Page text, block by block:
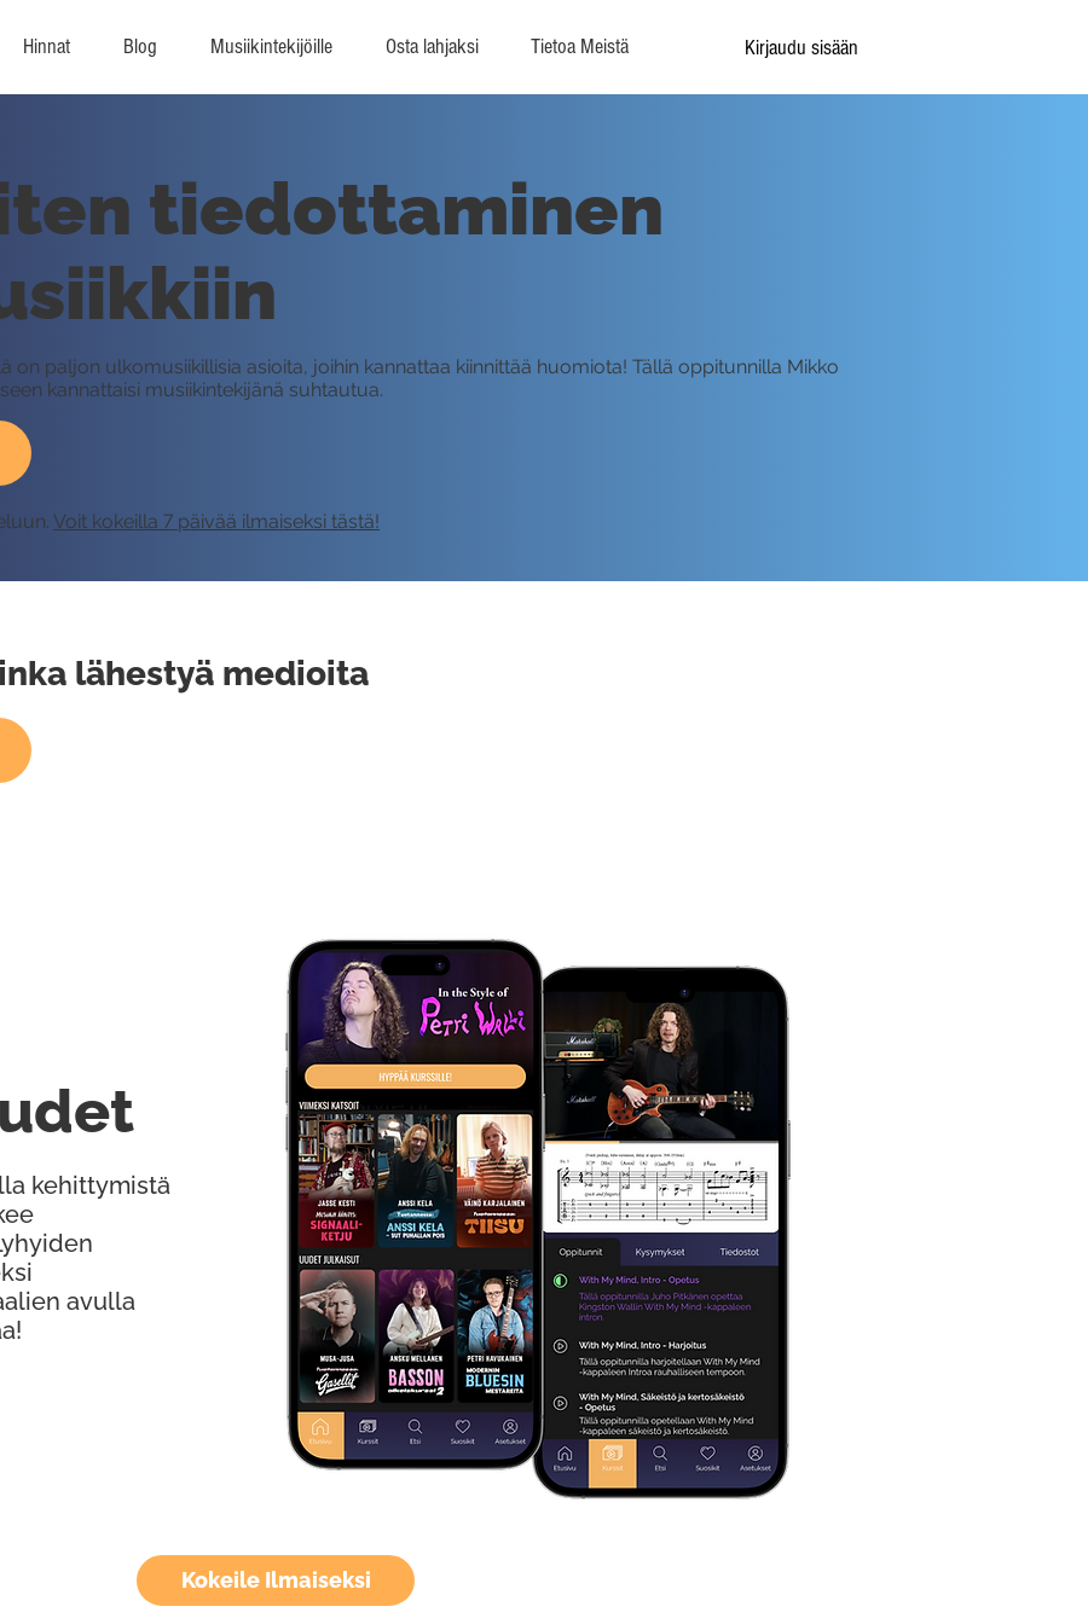
Hinnat Blog Musiikintekijöille Osta lahjaksi Tietoa Meistä Kirjaudu sisään
Kokeile Ilmaiseksi
tiedottaminen
on paljon ulkomusiikillisia asioita, joihin kannattaa kiinnittää huomiota! Tällä oppitunnilla Mikko
kannattaisi musiikintekijänä suhtautua.
Voit kokeilla 7 päivää ilmaiseksi tästä!
lähestyä medioita
kehittymistä
avulla